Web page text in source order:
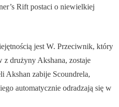
Rift postaci o niewielkiej
jest W. Przeciwnik, który
drużyny Akshana, zostaje
Akshan zabije Scoundrela,
automatycznie odradzają się w